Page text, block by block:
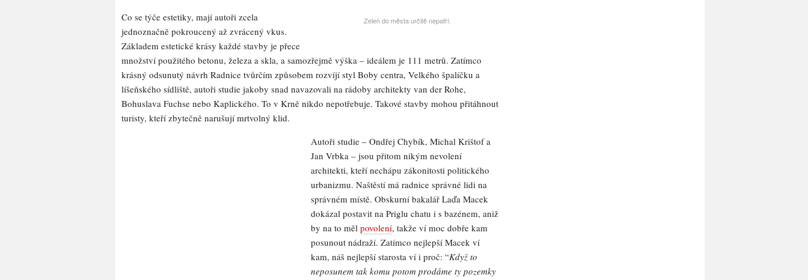
Zeleň do města určitě nepatří.
Co se týče estetiky, mají autoři zcela
jednoznačně pokroucený až zvrácený vkus.
Základem estetické krásy každé stavby je přece
množství použitého betonu, železa a skla, a samozřejmě výška – ideálem je 111 metrů. Zatímco
krásný odsunutý návrh Radnice tvůrčím způsobem rozvíjí styl Boby centra, Velkého špalíčku a
líšeňského sídliště, autoři studie jakoby snad navazovali na rádoby architekty van der Rohe,
Bohuslava Fuchse nebo Kaplického. To v Krně nikdo nepotřebuje. Takové stavby mohou přitáhnout
turisty, kteří zbytečně narušují mrtvolný klid.
Autoři studie – Ondřej Chybík, Michal Krištof a
Jan Vrbka – jsou přitom nikým nevolení
architekti, kteří nechápu zákonitosti politického
urbanizmu. Naštěstí má radnice správné lidi na
správném místě. Obskurní bakalář Laďa Macek
dokázal postavit na Priglu chatu i s bazénem, aniž
by na to měl povolení, takže ví moc dobře kam
posunout nádraží. Zatímco nejlepší Macek ví
kam, náš nejlepší starosta ví i proč: “Když to
neposunem tak komu potom prodáme ty pozemky